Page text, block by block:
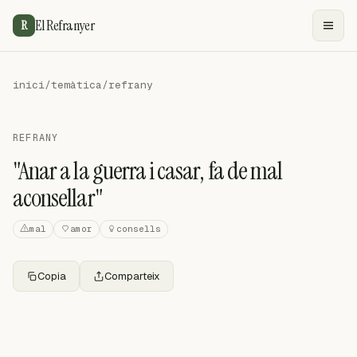
R El Refranyer
inici/temàtica/refrany
REFRANY
"Anar a la guerra i casar, fa de mal
aconsellar"
mal amor consells
Copia Comparteix